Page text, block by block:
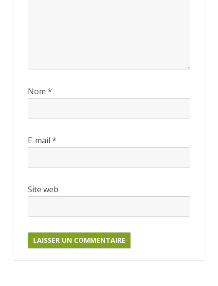
Nom *
E-mail *
Site web